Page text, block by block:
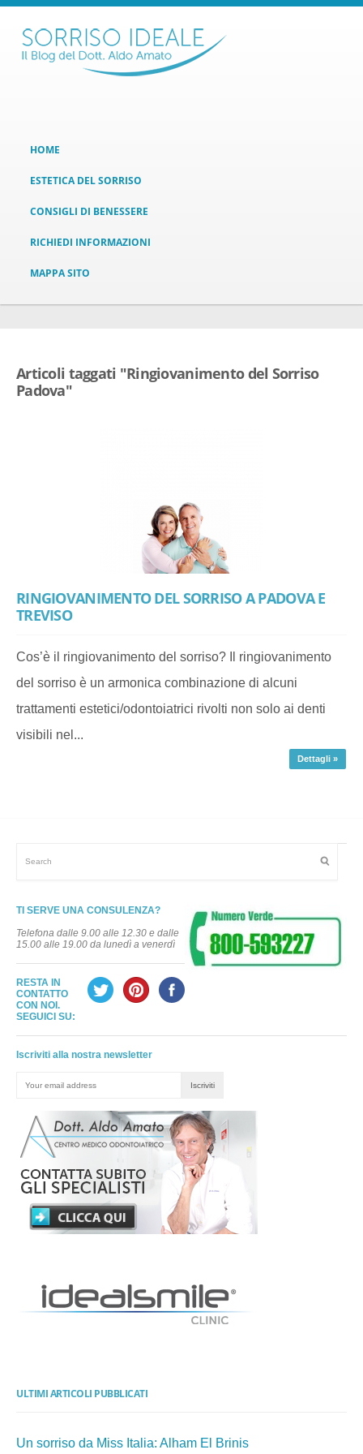
HOME
ESTETICA DEL SORRISO
CONSIGLI DI BENESSERE
RICHIEDI INFORMAZIONI
MAPPA SITO
Articoli taggati "Ringiovanimento del Sorriso
Padova"
RINGIOVANIMENTO DEL SORRISO A PADOVA E
TREVISO
Cos’è il ringiovanimento del sorriso? Il ringiovanimento
del sorriso è un armonica combinazione di alcuni
trattamenti estetici/odontoiatrici rivolti non solo ai denti
visibili nel...
Dettagli »
TI SERVE UNA CONSULENZA?
Telefona dalle 9.00 alle 12.30 e dalle
15.00 alle 19.00 da lunedì a venerdì
RESTA IN
CONTATTO
CON NOI.
SEGUICI SU:
Iscriviti alla nostra newsletter
ULTIMI ARTICOLI PUBBLICATI
Un sorriso da Miss Italia: Alham El Brinis